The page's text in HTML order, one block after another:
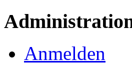
Anmelden